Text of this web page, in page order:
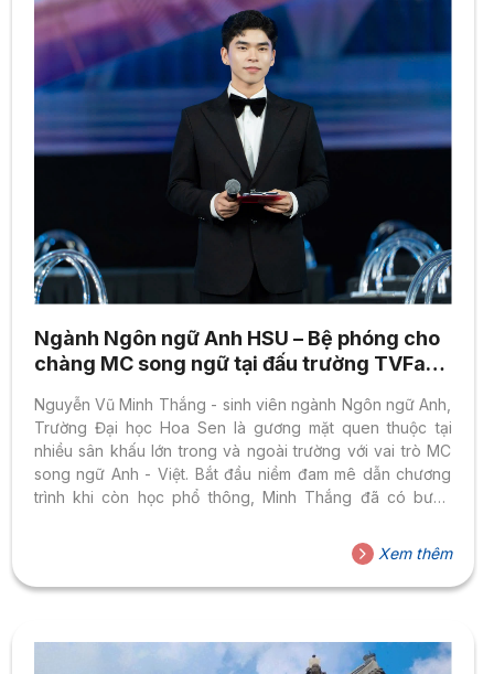
Ngành Ngôn ngữ Anh HSU – Bệ phóng cho
chàng MC song ngữ tại đấu trường TVFace
Nguyễn Vũ Minh Thắng - sinh viên ngành Ngôn ngữ Anh,
Trường Đại học Hoa Sen là gương mặt quen thuộc tại
nhiều sân khấu lớn trong và ngoài trường với vai trò MC
song ngữ Anh - Việt. Bắt đầu niềm đam mê dẫn chương
trình khi còn học phổ thông, Minh Thắng đã có bước
kỹ năng và trải nghiệm thực tế để tiếp tục hành trình theo
Xem thêm